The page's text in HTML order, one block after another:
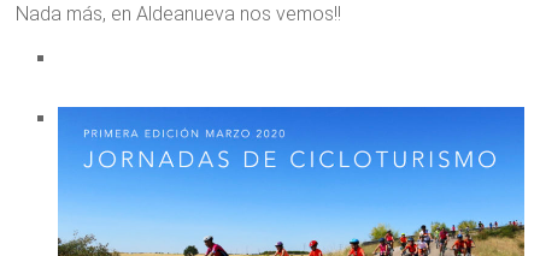
Nada más, en Aldeanueva nos vemos!!